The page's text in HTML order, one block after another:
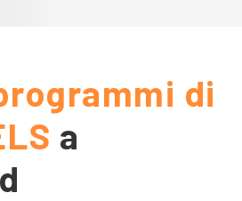
di
a